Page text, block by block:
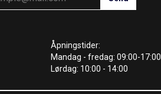
Åpningstider:
Mandag - fredag: 09:00-17:00
Lørdag: 10:00 - 14:00